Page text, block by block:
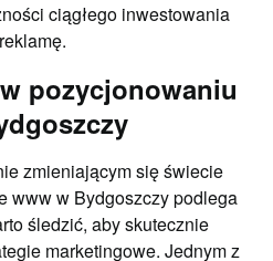
ciągłego inwestowania
pozycjonowaniu
zmieniającym się świecie
www w Bydgoszczy podlega
śledzić, aby skutecznie
marketingowe. Jednym z